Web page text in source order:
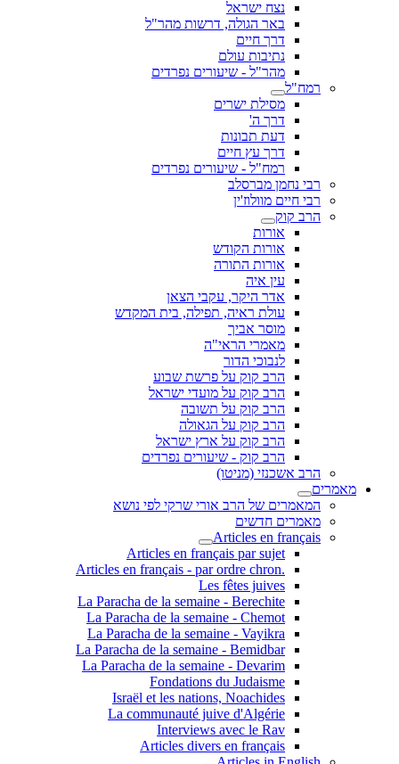
נצח ישראל
באר הגולה, דרשות מהר"ל
דרך חיים
נתיבות עולם
מהר"ל - שיעורים נפרדים
רמח"ל
מסילת ישרים
דרך ה'
דעת תבונות
דרך עץ חיים
רמח"ל - שיעורים נפרדים
רבי נחמן מברסלב
רבי חיים מוולוז'ין
הרב קוק
אורות
אורות הקודש
אורות התורה
עין איה
אדר היקר, עקבי הצאן
עולת ראיה, תפילה, בית המקדש
מוסר אביך
מאמרי הראי"ה
לנבוכי הדור
הרב קוק על פרשת שבוע
הרב קוק על מועדי ישראל
הרב קוק על תשובה
הרב קוק על הגאולה
הרב קוק על ארץ ישראל
הרב קוק - שיעורים נפרדים
הרב אשכנזי (מניטו)
מאמרים
המאמרים של הרב אורי שרקי לפי נושא
מאמרים חדשים
Articles en français
Articles en français par sujet
.Articles en français - par ordre chron
Les fêtes juives
La Paracha de la semaine - Berechite
La Paracha de la semaine - Chemot
La Paracha de la semaine - Vayikra
La Paracha de la semaine - Bemidbar
La Paracha de la semaine - Devarim
Fondations du Judaisme
Israël et les nations, Noachides
La communauté juive d'Algérie
Interviews avec le Rav
Articles divers en français